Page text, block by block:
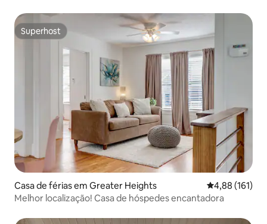
Superhost
Superhost
Casa de férias em Greater Heights Classificação
4,88 (161)
Melhor localização! Casa de hóspedes encantadora